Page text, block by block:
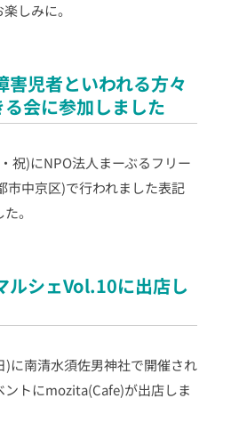
しみに。
児者といわれる方々
会に参加しました
祝)にNPO法人まーぶるフリー
市中京区)で行われました表記
。
シェVol.10に出店し
)に南清水須佐男神社で開催され
ントにmozita(Cafe)が出店しま